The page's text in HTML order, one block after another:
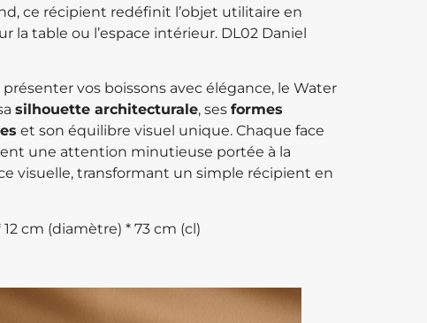
ce récipient redéfinit l’objet utilitaire en
la table ou l’espace intérieur. DL02 Daniel
vos boissons avec élégance, le Water
silhouette architecturale, ses formes
et son équilibre visuel unique. Chaque face
une attention minutieuse portée à la
visuelle, transformant un simple récipient en
cm (diamètre) * 73 cm (cl)